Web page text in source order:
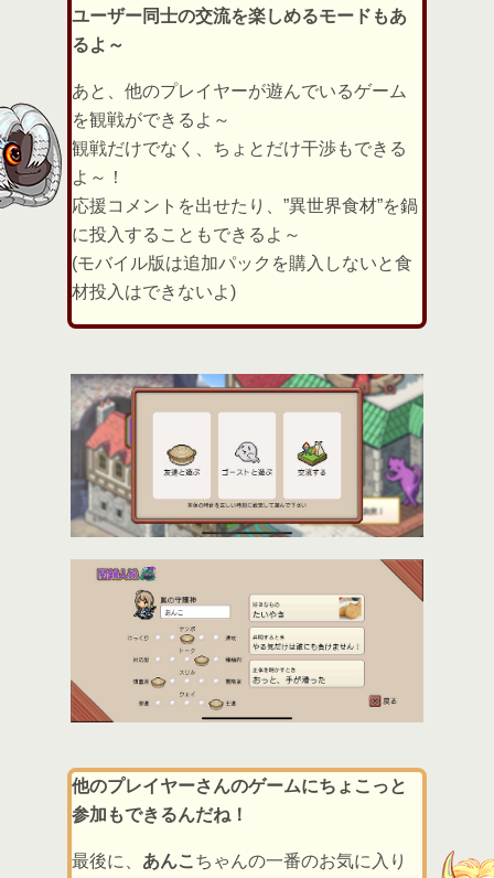
ユーザー同士の交流を楽しめるモードもあ
るよ～
あと、他のプレイヤーが遊んでいるゲーム
を観戦ができるよ～
観戦だけでなく、ちょとだけ干渉もできる
よ～！
応援コメントを出せたり、”異世界食材”を鍋
に投入することもできるよ～
(モバイル版は追加パックを購入しないと食
材投入はできないよ)
他のプレイヤーさんのゲームにちょこっと
参加もできるんだね！
最後に、 あんこ ちゃんの一番のお気に入り